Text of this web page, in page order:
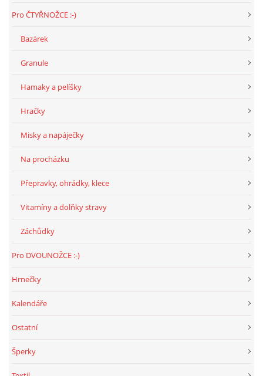
Pro ČTYŘNOŽCE :-)
Bazárek
Granule
Hamaky a pelíšky
Hračky
Misky a napáječky
Na procházku
Přepravky, ohrádky, klece
Vitamíny a dolňky stravy
Záchůdky
Pro DVOUNOŽCE :-)
Hrnečky
Kalendáře
Ostatní
Šperky